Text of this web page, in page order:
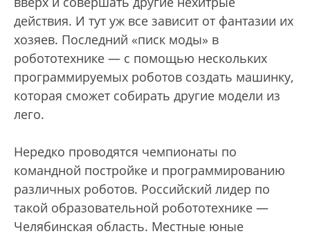
действия. И тут уж все зависит от фантазии их
хозяев. Последний «писк моды» в
робототехнике — с помощью нескольких
программируемых роботов создать машинку,
которая сможет собирать другие модели из
лего.
Нередко проводятся чемпионаты по
командной постройке и программированию
различных роботов. Российский лидер по
такой образовательной робототехнике —
Челябинская область. Местные юные